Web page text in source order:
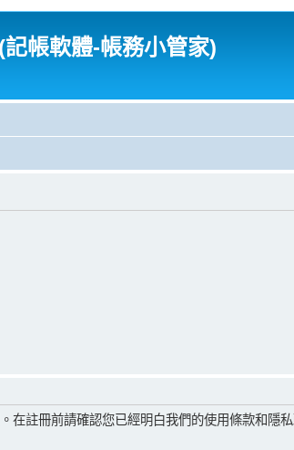
帳軟體-帳務小管家)
註冊前請確認您已經明白我們的使用條款和隱